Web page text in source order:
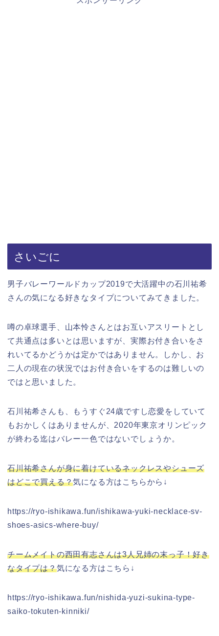
さいごに
男子バレーワールドカップ2019で大活躍中の石川祐希
さんの気になる好きなタイプについてみてきました。
噂の卓球選手、山本怜さんとはお互いアスリートとし
て共通点は多いとは思いますが、実際お付き合いをさ
れいてるかどうかは定かではありません。しかし、お
二人の現在の状況ではお付き合いをするのは難しいの
ではと思いました。
石川祐希さんも、もうすぐ24歳ですし恋愛をしていて
もおかしくはありませんが、2020年東京オリンピック
が終わる迄はバレー一色ではないでしょうか。
石川祐希さんが身に着けているネックレスやシューズ
はどこで買える？気になる方はこちらから↓
https://ryo-ishikawa.fun/ishikawa-yuki-necklace-sv-
shoes-asics-where-buy/
チームメイトの西田有志さんは3人兄姉の末っ子！好き
なタイプは？気になる方はこちら↓
https://ryo-ishikawa.fun/nishida-yuzi-sukina-type-
saiko-tokuten-kinniki/